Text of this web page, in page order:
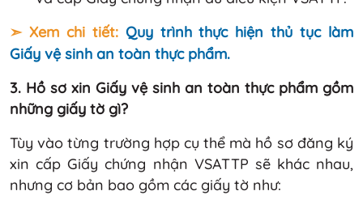
➣ Xem chi tiết: Quy trình thực hiện thủ tục làm
Giấy vệ sinh an toàn thực phẩm.
3. Hồ sơ xin Giấy vệ sinh an toàn thực phẩm gồm
những giấy tờ gì?
Tùy vào từng trường hợp cụ thể mà hồ sơ đăng ký
xin cấp Giấy chứng nhận VSATTP sẽ khác nhau,
nhưng cơ bản bao gồm các giấy tờ như: